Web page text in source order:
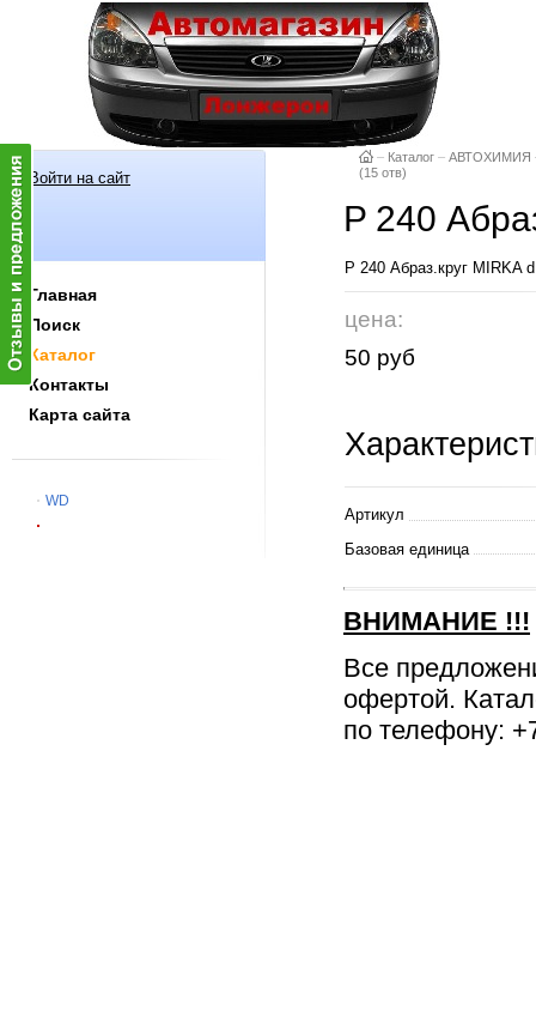
Войти на сайт
Главная
Поиск
Каталог
Контакты
Карта сайта
WD
– Каталог – АВТОХИМИЯ
(15 отв)
P 240
P 240 Абраз.круг MIRKA
цена:
50 руб
Артикул
Базовая единица
ВНИМАНИЕ !!!
Все
офертой.
по телефону: